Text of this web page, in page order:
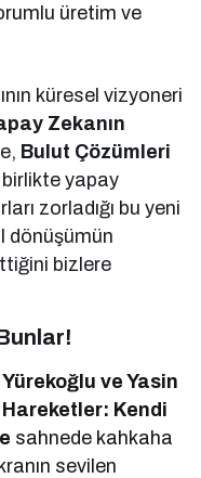
üretim ve
küresel vizyoneri
Zekanın
Bulut Çözümleri
birlikte yapay
zorladığı bu yeni
dönüşümün
bizlere
ve Yasin
Kendi
sahnede kahkaha
sevilen